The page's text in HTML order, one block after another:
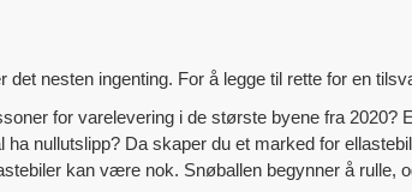
det nesten ingenting. For å legge til rette for en
for varelevering i de største byene fra
nullutslipp? Da skaper du et marked for
kan være nok. Snøballen begynner å rulle,